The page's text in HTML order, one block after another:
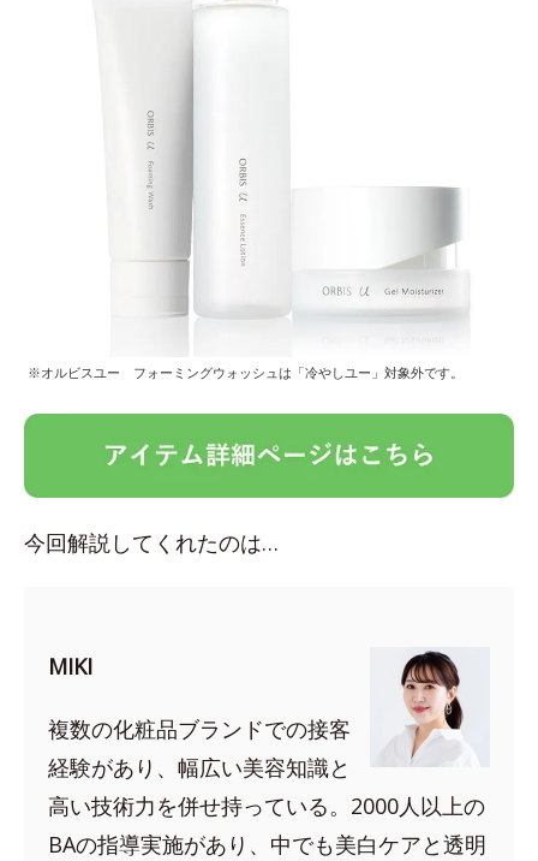
※オルビスユー フォーミングウォッシュは「冷やしユー」対象外です。
今回解説してくれたのは…
MIKI
複数の化粧品ブランドでの接客
経験があり、幅広い美容知識と
高い技術力を併せ持っている。2000人以上の
BAの指導実施があり、中でも美白ケアと透明